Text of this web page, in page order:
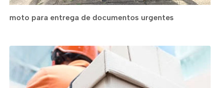
moto para entrega de documentos urgentes